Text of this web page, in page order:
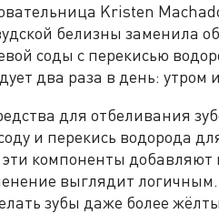
Kristen
белизны заменила
соды с перекисью
два раза в день: утром
для отбеливания
и перекись водорода
компоненты добавляют
выглядит
зубы даже более